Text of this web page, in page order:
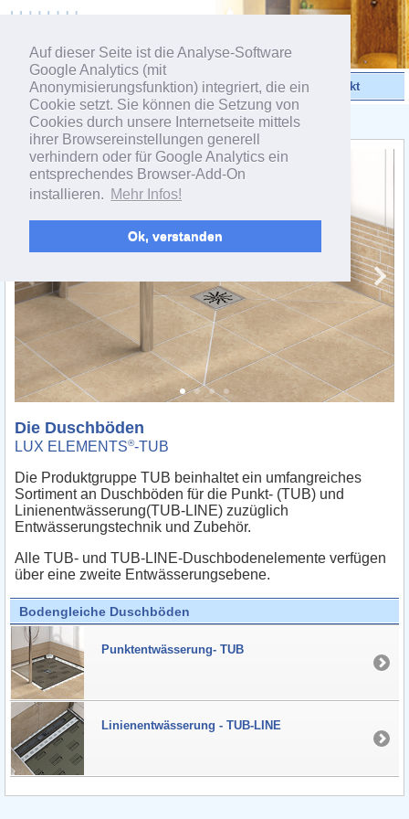
Auf dieser Seite ist die Analyse-Software
Google Analytics (mit
Anonymisierungsfunktion) integriert, die ein
Cookie setzt. Sie können die Setzung von
Cookies durch unsere Internetseite mittels
ihrer Browsereinstellungen generell
verhindern oder für Google Analytics ein
entsprechendes Browser-Add-On
installieren. Mehr Infos!
Ok, verstanden
Videos Produkte Kontakt
< Produktübersicht
Die Duschböden
LUX ELEMENTS®-TUB
Die Produktgruppe TUB beinhaltet ein umfangreiches
Sortiment an Duschböden für die Punkt- (TUB) und
Linienentwässerung(TUB-LINE) zuzüglich
Entwässerungstechnik und Zubehör.
Alle TUB- und TUB-LINE-Duschbodenelemente verfügen
über eine zweite Entwässerungsebene.
Bodengleiche Duschböden
Punktentwässerung- TUB
Linienentwässerung - TUB-LINE
powered by webEdition CMS